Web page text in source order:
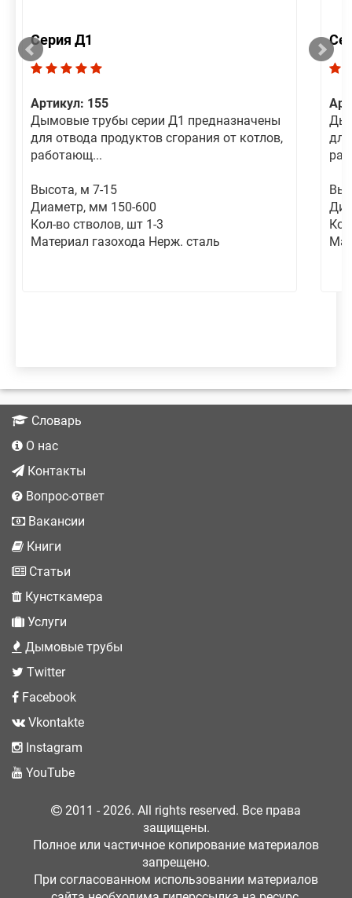
Серия Д1
Артикул: 155
Дымовые трубы серии Д1 предназначены
для отвода продуктов сгорания от котлов,
работающ...
Высота, м 7-15
Диаметр, мм 150-600
Кол-во стволов, шт 1-3
Материал газохода Нерж. сталь
Словарь
О нас
Контакты
Вопрос-ответ
Вакансии
Книги
Статьи
Кунсткамера
Услуги
Дымовые трубы
Twitter
Facebook
Vkontakte
Instagram
YouTube
2011 - 2026. All rights reserved. Все права
защищены.
Полное или частичное копирование материалов
запрещено.
При согласованном использовании материалов